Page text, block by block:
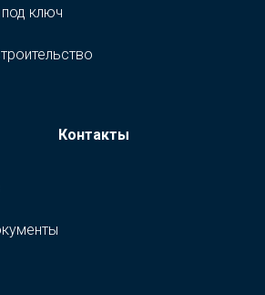
ключ
Контакты